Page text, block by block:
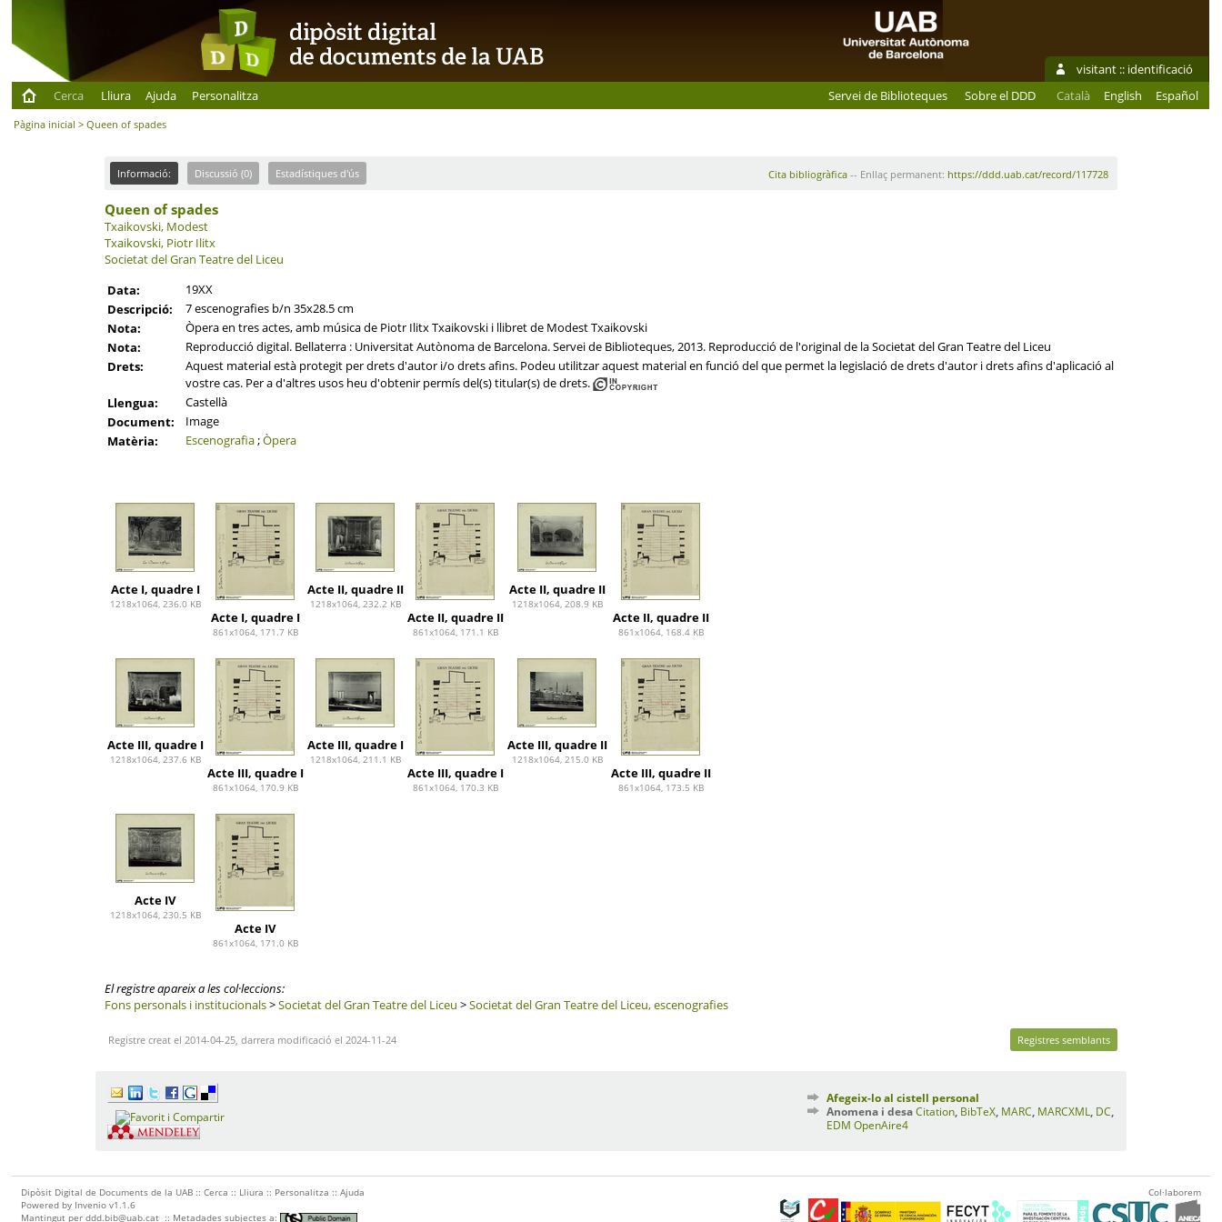
visitant :: identificació
Cerca
Lliura Ajuda Personalitza Servei de Biblioteques Sobre el DDD Català English Español
Pàgina inicial > Queen of spades
Informació: Discussió (0) Estadístiques d'ús Cita bibliogràfica-- Enllaç permanent: https://ddd.uab.cat/record/117728
Queen of spades
Txaikovski, Modest
Txaikovski, Piotr Ilitx
Societat del Gran Teatre del Liceu
Data:
19XX
Descripció:
7 escenografies b/n 35x28.5 cm
Nota:
Òpera en tres actes, amb música de Piotr Ilitx Txaikovski i llibret de Modest Txaikovski
Nota:
Reproducció digital. Bellaterra : Universitat Autònoma de Barcelona. Servei de Biblioteques, 2013. Reproducció de l'original de la Societat del Gran Teatre del Liceu
Drets:
Aquest material està protegit per drets d'autor i/o drets afins. Podeu utilitzar aquest material en funció del que permet la legislació de drets d'autor i drets afins d'aplicació al
vostre cas. Per a d'altres usos heu d'obtenir permís del(s) titular(s) de drets.
Llengua:
Castellà
Document:
Image
Matèria:
Escenografia;Òpera
Acte I, quadre I
1218x1064, 236.0 KB
Acte I, quadre I
861x1064, 171.7 KB
Acte II, quadre II
1218x1064, 232.2 KB
Acte II, quadre II
861x1064, 171.1 KB
Acte II, quadre II
1218x1064, 208.9 KB
Acte II, quadre II
861x1064, 168.4 KB
Acte III, quadre I
1218x1064, 237.6 KB
Acte III, quadre I
861x1064, 170.9 KB
Acte III, quadre I
1218x1064, 211.1 KB
Acte III, quadre I
861x1064, 170.3 KB
Acte III, quadre II
1218x1064, 215.0 KB
Acte III, quadre II
861x1064, 173.5 KB
Acte IV
1218x1064, 230.5 KB
Acte IV
861x1064, 171.0 KB
El registre apareix a les col·leccions:
Fons personals i institucionals>Societat del Gran Teatre del Liceu >Societat del Gran Teatre del Liceu, escenografies
Registre creat el 2014-04-25, darrera modificació el 2024-11-24 Registres semblants
Afegeix-lo al cistell personal
Anomena i desaCitation BibTeX MARC MARCXML DC
EDM OpenAire4
Dipòsit Digital de Documents de la UAB ::Cerca :: Lliura :: Personalitza ::Ajuda
Powered by Invenio v1.1.6
Mantingut perddd.bib@uab.cat :: Metadades subjectes a:
Col·laborem